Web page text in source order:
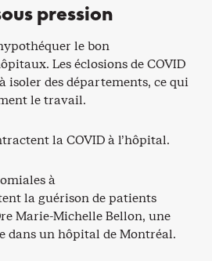
pression
le bon
Les éclosions de COVID
isoler des départements, ce qui
le travail.
la COVID à l’hôpital.
à
la guérison de patients
Marie-Michelle Bellon, une
dans un hôpital de Montréal.